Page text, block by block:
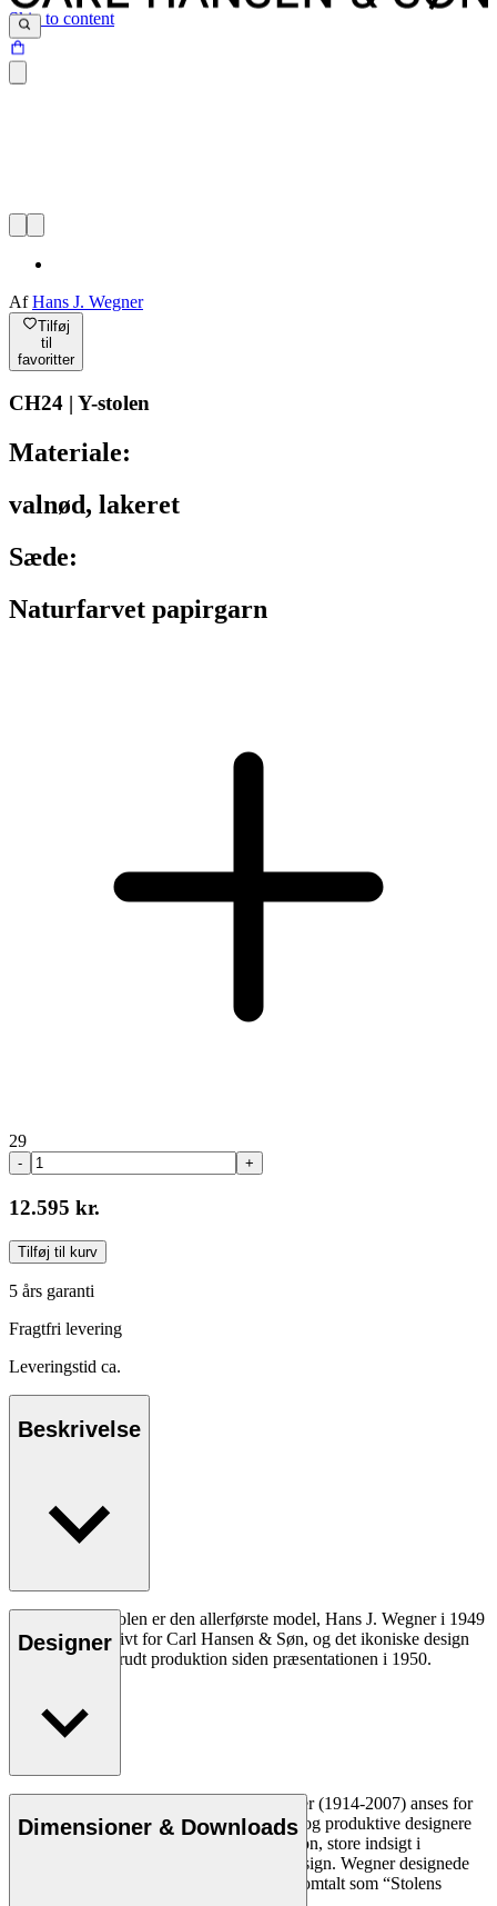
Skip to content
AfHans J. Wegner
Tilføj
til
favoritter
CH24 | Y-stolen
Materiale:
valnød, lakeret
Sæde:
Naturfarvet papirgarn
29
- +
12.595 kr.
Tilføj til kurv
5 års garanti
Fragtfri levering
Leveringstid ca.
Beskrivelse
CH24 eller Y-stolen er den allerførste model, Hans J. Wegner i 1949
tegnede eksklusivt for Carl Hansen & Søn, og det ikoniske design
har været i uafbrudt produktion siden præsentationen i 1950.
Designer
Den danske møbeldesigner Hans J. Wegner (1914-2007) anses for
at være en af de mest kreative, innovative og produktive designere
nogensinde. Han var kendt for sin præcision, store indsigt i
håndværk og kompromisløse tilgang til design. Wegner designede
næsten 500 stole i sin levetid og blev ofte omtalt som “Stolens
Dimensioner & Downloads